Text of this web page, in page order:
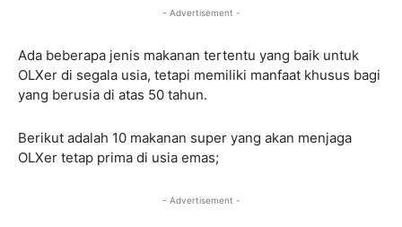
- Advertisement -
Ada beberapa jenis makanan tertentu yang baik untuk
OLXer di segala usia, tetapi memiliki manfaat khusus bagi
yang berusia di atas 50 tahun.
Berikut adalah 10 makanan super yang akan menjaga
OLXer tetap prima di usia emas;
- Advertisement -